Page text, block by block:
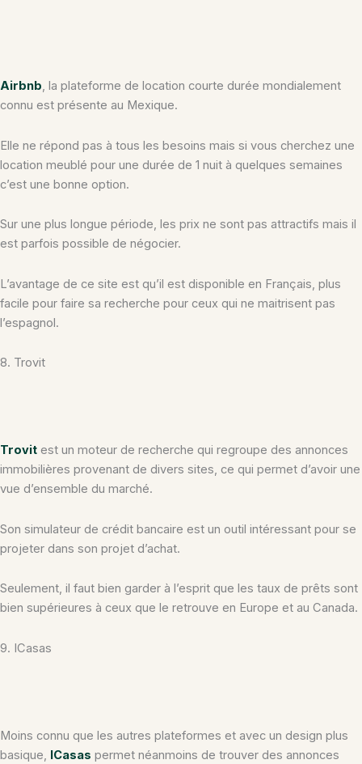
Airbnb, la plateforme de location courte durée mondialement
connu est présente au Mexique.
Elle ne répond pas à tous les besoins mais si vous cherchez une
location meublé pour une durée de 1 nuit à quelques semaines
c’est une bonne option.
Sur une plus longue période, les prix ne sont pas attractifs mais il
est parfois possible de négocier.
L’avantage de ce site est qu’il est disponible en Français, plus
facile pour faire sa recherche pour ceux qui ne maitrisent pas
l’espagnol.
8. Trovit
Trovit est un moteur de recherche qui regroupe des annonces
immobilières provenant de divers sites, ce qui permet d’avoir une
vue d’ensemble du marché.
Son simulateur de crédit bancaire est un outil intéressant pour se
projeter dans son projet d’achat.
Seulement, il faut bien garder à l’esprit que les taux de prêts sont
bien supérieures à ceux que le retrouve en Europe et au Canada.
9. ICasas
Moins connu que les autres plateformes et avec un design plus
basique, ICasas permet néanmoins de trouver des annonces